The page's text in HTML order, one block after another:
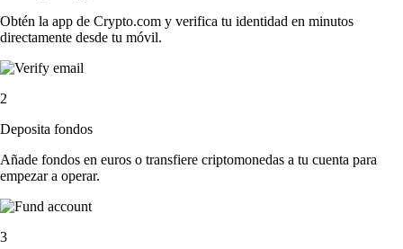
Obtén la app de Crypto.com y verifica tu identidad en minutos
directamente desde tu móvil.
2
Deposita fondos
Añade fondos en euros o transfiere criptomonedas a tu cuenta para
empezar a operar.
3